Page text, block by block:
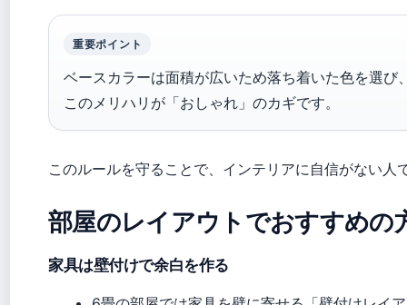
重要ポイント
ベースカラーは面積が広いため落ち着いた色を選
このメリハリが「おしゃれ」のカギです。
このルールを守ることで、インテリアに自信がない
部屋のレイアウトでおすすめの
家具は壁付けで余白を作る